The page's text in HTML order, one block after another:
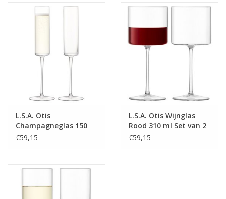
L.S.A. Otis
Champagneglas 150
ml Set van 2 Stuks
€59,15
L.S.A. Otis Wijnglas
Rood 310 ml Set van 2
Stuks
€59,15